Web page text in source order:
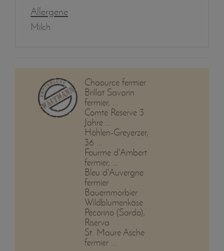
Allergene
Milch
Chaource fermier
Brillat Savarin
fermier, ...
Comté Reserve 3
Jahre ...
Höhlen-Greyerzer,
36 ...
Fourme d'Ambert
fermier, ...
Bleu d'Auvergne
fermier
Bauernmorbier
Wildblumenkäse
Pecorino (Sardo),
Riserva
St. Maure Asche
fermier ...